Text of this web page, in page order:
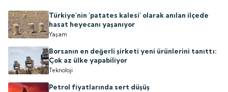
Türkiye'nin 'patates kalesi' olarak anılan ilçede
hasat heyecanı yaşanıyor
Yaşam
Borsanın en değerli şirketi yeni ürünlerini tanıttı:
Çok az ülke yapabiliyor
Teknoloji
Petrol fiyatlarında sert düşüş